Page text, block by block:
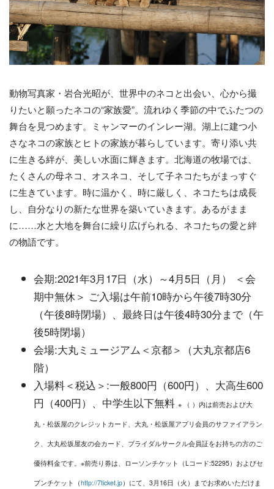
動物写真家・岩合光昭が、世界中のネコと出会い、心から撮
りたいと願ったネコの“家族愛”。流れゆく季節の中でふたつの
舞台を見つめます。ミャンマーのインレー湖。湖上に建つ小
さなネコの家族とヒトの家族が暮らしています。寄り添い共
に生きる絆が、美しい水面に輝きます。北海道の牧場では、
たくさんの母ネコ、オスネコ、そして子ネコたちがまっすぐ
に生きています。時に温かく、時に厳しく、ネコたちは成長
し、自分なりの新たな世界を築いていきます。あるがまま
に……水と大地を舞台に繰り広げられる、ネコたちの愛と絆
の物語です。​
会期:2021年3月17日（水）～4月5日（月） ＜会
期中無休＞ ご入場は午前10時から午後7時30分
（午後8時閉場）、最終日は午後4時30分まで（午
後5時閉場）
会場:大丸ミュージアム＜京都＞（大丸京都店6
階）
入場料＜税込＞:一般800円（600円）、大高生600
円（400円）、中学生以下無料 ※ （ ）内は前売および大
丸・松坂屋のクレジットカード、大丸・松坂屋アプリ会員のサファイアラン
ク、大丸松坂屋友の会カード、ブライダルサークル会員証をお持ちの方のご
優待料金です。※前売り券は、ローソンチケット（Lコード:52295）およびセ
ブンチケット（http://7ticket.jp）にて、3月16日（火）までお求めいただけま